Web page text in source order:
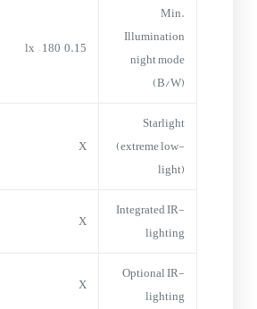
Min.
Illumination
night mode
(B/W)
0.15 lx
–180°
Starlight
(extreme low-
light)
X
Integrated IR-
lighting
X
Optional IR-
lighting
X